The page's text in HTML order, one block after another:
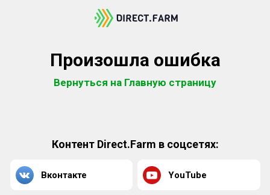
Произошла ошибка
Вернуться на Главную страницу
Контент Direct.Farm в соцсетях:
Вконтакте YouTube